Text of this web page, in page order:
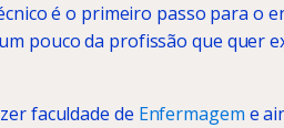
é o primeiro passo para o
pouco da profissão que quer
faculdade de Enfermagem e